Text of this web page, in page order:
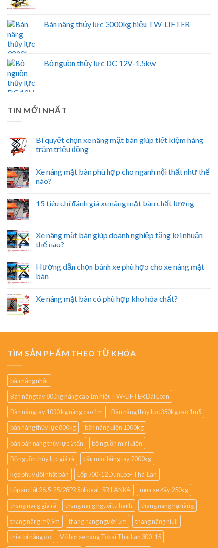
Bàn nâng thủy lực 3000kg hiệu TW-LIFTER
Bộ nguồn thủy lực DC 12V-1.5kw
TIN MỚI NHẤT
Bí quyết chọn xe nâng mặt bàn giúp tiết kiệm hàng
trăm triệu đồng
Xe nâng mặt bàn phù hợp cho ngành nội thất như thế
nào?
15 tiêu chí đánh giá xe nâng mặt bàn chất lượng
Xe nâng mặt bàn giúp doanh nghiệp tăng lợi nhuận
thế nào?
Hướng dẫn chọn bánh xe phù hợp cho xe nâng mặt
bàn
Xe nâng mặt bàn có phù hợp kho hóa chất?
TÌM SẢN PHẨM THEO TỪ KHÓA
bàn nâng nhật
Bàn nâng tay 800kg nâng cao 1m hiệu TW-LIFTER Đài Loan
Bàn nâng tay 1000 kg nâng cao 1m
Bàn nâng thủy lực 350kg cao 1m5
bàn nâng thủy lực 800kg
bàn nâng điện 1000kg
bán bàn nâng thủy lực 2 tấn
bộ nguồn mini điện
Bộ nguồn thủy lực giá rẻ
cẩu mini bằng tay 2000kg
kẹp phuy đôi nhật bản
Lốp 700-12 DunLop- Thái Lan
Lốp xúc lật 26.5-25/28PR Solideal- SRILANKA
mua xe đẩy 250kg
thang nang gia rẻ
thang nang nguoi tu hanh
thang nâng hạ hàng
thang nâng mỹ 9m
thang nâng người 5m
thang nâng niuli
thiet bi nâng do
Vỏ hơi xe nâng Tokai Thái Lan 300-15